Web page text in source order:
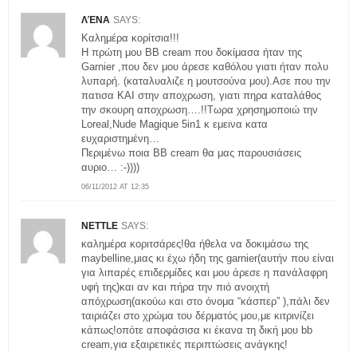
ΛΈΝΑ SAYS:
06/11/2012 AT 12:35
Καλημέρα κορίτσια!!!
Η πρώτη μου ΒΒ cream που δοκίμασα ήταν της
Garnier ,που δεν μου άρεσε καθόλου γιατι ήταν πολυ
λυπαρή. (καταλυαλιζε η μουτσούνα μου).Ασε που την
πατισα ΚΑΙ στην αποχρωση, γιατι πηρα καταλάθος
την σκουρη αποχρωση….!!Τωρα χρησημοποιώ την
Loreal,Nude Magique 5in1 κ εμεινα κατα
ευχαριστημένη…
Περιμένω ποια ΒΒ cream θα μας παρουσιάσεις
αυριο… :-))))
NETTLE SAYS:
καλημέρα κοριτσάρες!θα ήθελα να δοκιμάσω της
maybelline,μιας κι έχω ήδη της garnier(αυτήν που είναι
για λιπαρές επιδερμίδες και μου άρεσε η πανάλαφρη
υφή της)και αν και πήρα την πιό ανοιχτή
απόχρωση(ακούω και στο όνομα “κάσπερ” ),πάλι δεν
ταιριάζει στο χρώμα του δέρματός μου,με κιτρινίζει
κάπως!οπότε αποφάσισα κι έκανα τη δική μου bb
cream,για εξαιρετικές περιπτώσεις ανάγκης!